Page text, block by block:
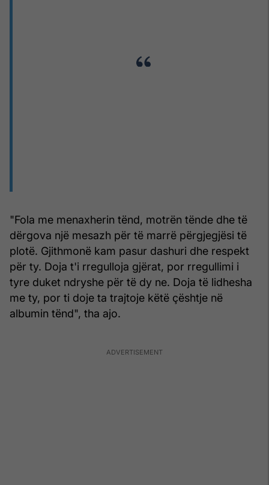
"Fola me menaxherin tënd, motrën tënde dhe të
dërgova një mesazh për të marrë përgjegjësi të
plotë. Gjithmonë kam pasur dashuri dhe respekt
për ty. Doja t'i rregulloja gjërat, por rregullimi i
tyre duket ndryshe për të dy ne. Doja të lidhesha
me ty, por ti doje ta trajtoje këtë çështje në
albumin tënd", tha ajo.